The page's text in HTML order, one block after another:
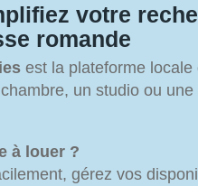
votre
romande
est la plateforme locale
un studio ou
à louer ?
gérez vos